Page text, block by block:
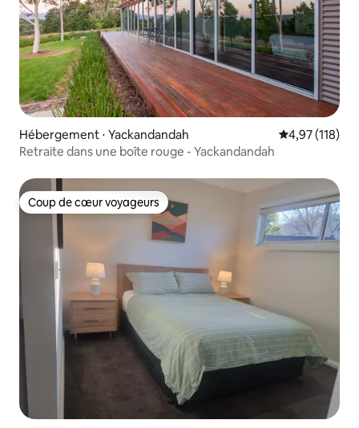
Hébergement ⋅ Yackandandah Évaluation
4,97 (118)
Retraite dans une boîte rouge - Yackandandah
Coup de cœur voyageurs
Coup de cœur voyageurs